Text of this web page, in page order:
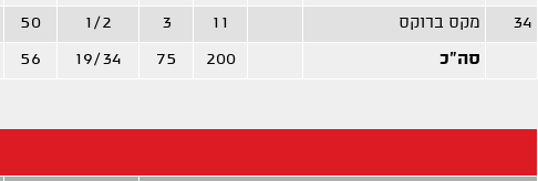
34
מקס ברוקס 11
3
1/2
50
סה"כ
200
75
19/34
56